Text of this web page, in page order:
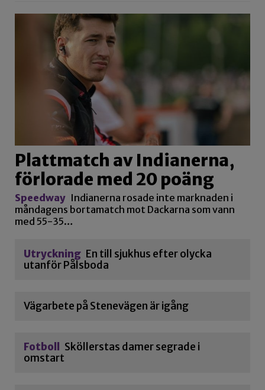
Plattmatch av Indianerna,
förlorade med 20 poäng
Speedway Indianerna rosade inte marknaden i
måndagens bortamatch mot Dackarna som vann
med 55-35…
Utryckning En till sjukhus efter olycka
utanför Pålsboda
Vägarbete på Stenevägen är igång
Fotboll
Sköllerstas damer segrade i
omstart